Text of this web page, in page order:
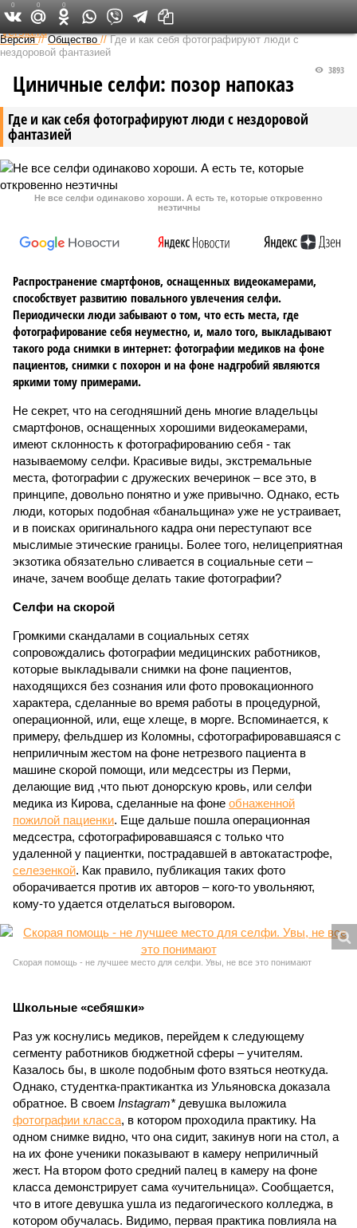
Федеральный выпуск
Версия //Общество //Где и как себя фотографируют люди с
нездоровой фантазией
Где и как себя фотографируют люди с нездоровой
фантазией
3893
Циничные селфи: позор напоказ
Не все селфи одинаково хороши. А есть те, которые откровенно
неэтичны
Распространение смартфонов, оснащенных видеокамерами,
способствует развитию повального увлечения селфи.
Периодически люди забывают о том, что есть места, где
фотографирование себя неуместно, и, мало того, выкладывают
такого рода снимки в интернет: фотографии медиков на фоне
пациентов, снимки с похорон и на фоне надгробий являются
яркими тому примерами.
Не секрет, что на сегодняшний день многие владельцы
смартфонов, оснащенных хорошими видеокамерами,
имеют склонность к фотографированию себя - так
называемому селфи. Красивые виды, экстремальные
места, фотографии с дружеских вечеринок – все это, в
принципе, довольно понятно и уже привычно. Однако, есть
люди, которых подобная «банальщина» уже не устраивает,
и в поисках оригинального кадра они переступают все
мыслимые этические границы. Более того, нелицеприятная
экзотика обязательно сливается в социальные сети –
иначе, зачем вообще делать такие фотографии?
Селфи на скорой
Громкими скандалами в социальных сетях
сопровождались фотографии медицинских работников,
которые выкладывали снимки на фоне пациентов,
находящихся без сознания или фото провокационного
характера, сделанные во время работы в процедурной,
операционной, или, еще хлеще, в морге. Вспоминается, к
примеру, фельдшер из Коломны, сфотографировавшаяся с
неприличным жестом на фоне нетрезвого пациента в
машине скорой помощи, или медсестры из Перми,
делающие вид ,что пьют донорскую кровь, или селфи
медика из Кирова, сделанные на фоне обнаженной
пожилой пациенки. Еще дальше пошла операционная
медсестра, сфотографировавшаяся с только что
удаленной у пациентки, пострадавшей в автокатастрофе,
селезенкой. Как правило, публикация таких фото
оборачивается против их авторов – кого-то увольняют,
кому-то удается отделаться выговором.
Скорая помощь - не лучшее место для селфи. Увы, не все это понимают
Школьные «себяшки»
Раз уж коснулись медиков, перейдем к следующему
сегменту работников бюджетной сферы – учителям.
Казалось бы, в школе подобным фото взяться неоткуда.
Однако, студентка-практикантка из Ульяновска доказала
обратное. В своем Instagram* девушка выложила
фотографии класса, в котором проходила практику. На
одном снимке видно, что она сидит, закинув ноги на стол, а
на их фоне ученики показывают в камеру неприличный
жест. На втором фото средний палец в камеру на фоне
класса демонстрирует сама «учительница». Сообщается,
что в итоге девушка ушла из педагогического колледжа, в
котором обучалась. Видимо, первая практика повлияла на
0 0 0